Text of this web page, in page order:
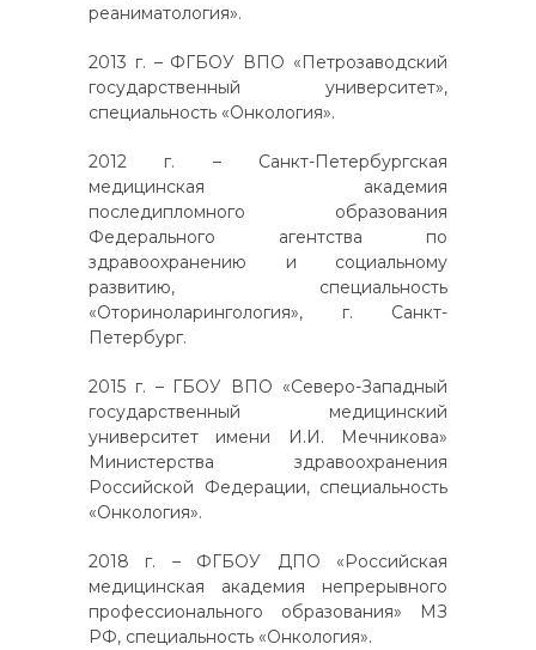
реаниматология».
2013 г. – ФГБОУ ВПО «Петрозаводский
государственный университет»,
специальность «Онкология».
2012 г. – Санкт-Петербургская
медицинская академия
последипломного образования
Федерального агентства по
здравоохранению и социальному
развитию, специальность
«Оториноларингология», г. Санкт-
Петербург.
2015 г. – ГБОУ ВПО «Северо-Западный
государственный медицинский
университет имени И.И. Мечникова»
Министерства здравоохранения
Российской Федерации, специальность
«Онкология».
2018 г. – ФГБОУ ДПО «Российская
медицинская академия непрерывного
профессионального образования» МЗ
РФ, специальность «Онкология».